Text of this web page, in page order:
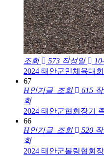
조회 573 작성일
2024 태안군민체육대
67
H인기글 조회 615
회
2024 태안군협회장기
66
H인기글 조회 520
회
2024 태안군볼링협회